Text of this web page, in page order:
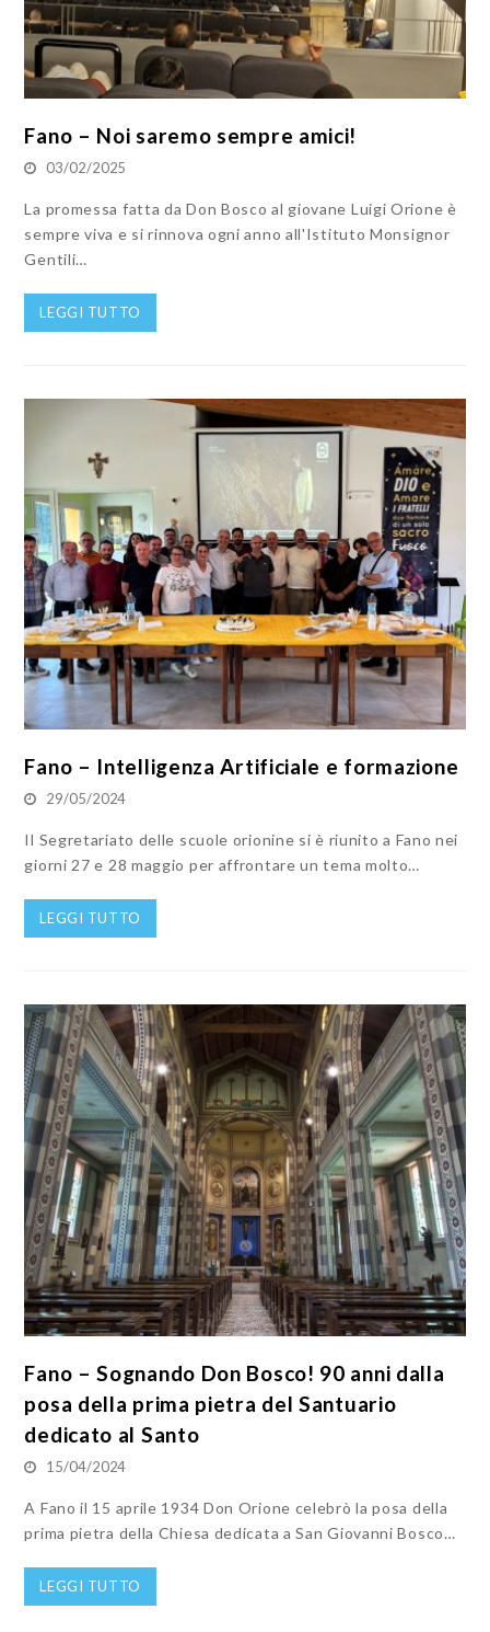
Fano – Noi saremo sempre amici!
03/02/2025
La promessa fatta da Don Bosco al giovane Luigi Orione è
sempre viva e si rinnova ogni anno all'Istituto Monsignor
Gentili…
LEGGI TUTTO
Fano – Intelligenza Artificiale e formazione
29/05/2024
Il Segretariato delle scuole orionine si è riunito a Fano nei
giorni 27 e 28 maggio per affrontare un tema molto…
LEGGI TUTTO
Fano – Sognando Don Bosco! 90 anni dalla
posa della prima pietra del Santuario
dedicato al Santo
15/04/2024
A Fano il 15 aprile 1934 Don Orione celebrò la posa della
prima pietra della Chiesa dedicata a San Giovanni Bosco…
LEGGI TUTTO